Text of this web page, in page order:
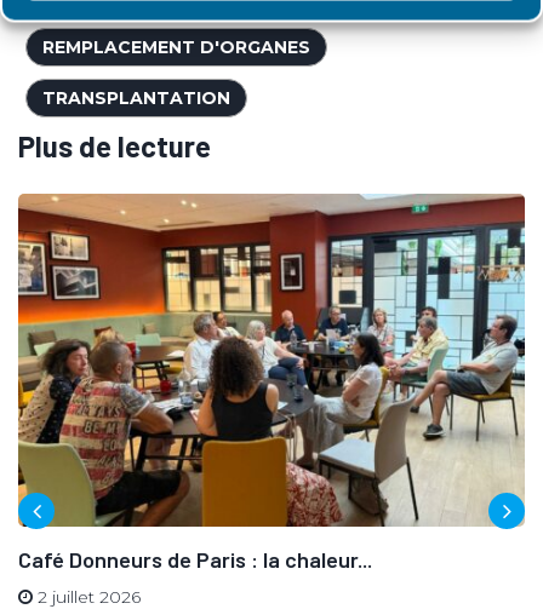
REMPLACEMENT D'ORGANES
TRANSPLANTATION
Plus de lecture
Café Donneurs de Paris : la chaleur...
2 juillet 2026